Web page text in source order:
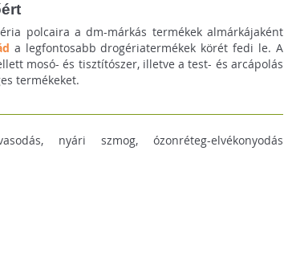
polcaira a dm-márkás termékek almárkájaként
a legfontosabb drogériatermékek körét fedi le. A
mosó- és tisztítószer, illetve a test- és arcápolás
termékeket.
nyári szmog, ózonréteg-elvékonyodás